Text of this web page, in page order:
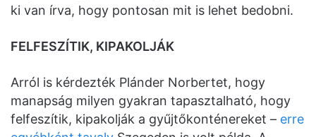
ki van írva, hogy pontosan mit is lehet bedobni.
FELFESZÍTIK, KIPAKOLJÁK
Arról is kérdezték Plánder Norbertet, hogy
manapság milyen gyakran tapasztalható, hogy
felfeszítik, kipakolják a gyűjtőkonténereket – erre